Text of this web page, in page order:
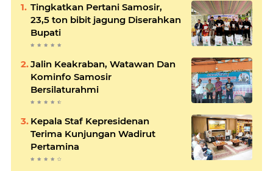
Tingkatkan Pertani Samosir,
23,5 ton bibit jagung Diserahkan
Bupati
Jalin Keakraban, Watawan Dan
Kominfo Samosir
Bersilaturahmi
Kepala Staf Kepresidenan
Terima Kunjungan Wadirut
Pertamina